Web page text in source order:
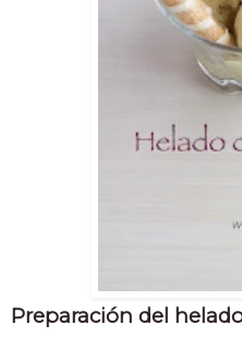
Preparación del